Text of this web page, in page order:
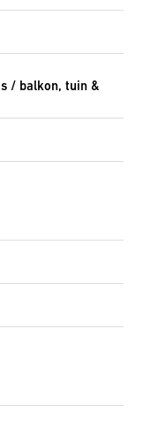
/ balkon, tuin &